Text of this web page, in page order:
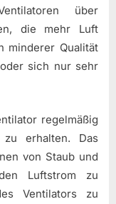
über
die mehr Luft
minderer Qualität
sich nur sehr
regelmäßig
erhalten. Das
von Staub und
Luftstrom zu
Ventilators zu